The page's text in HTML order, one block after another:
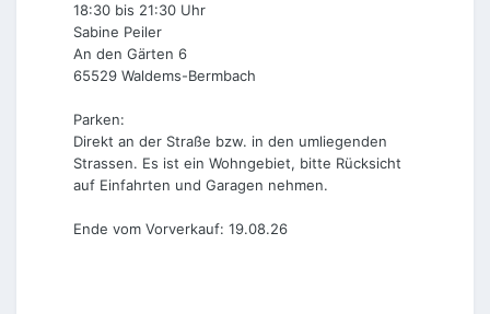
18:30 bis 21:30 Uhr
Sabine Peiler
An den Gärten 6
65529 Waldems-Bermbach
Parken:
Direkt an der Straße bzw. in den umliegenden
Strassen. Es ist ein Wohngebiet, bitte Rücksicht
auf Einfahrten und Garagen nehmen.
Ende vom Vorverkauf: 19.08.26